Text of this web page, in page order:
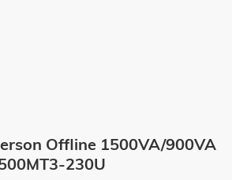
Offline 1500VA/900VA
230U